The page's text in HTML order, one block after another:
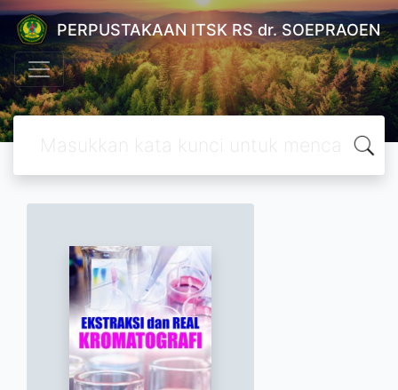
PERPUSTAKAAN ITSK RS dr. SOEPRAOEN